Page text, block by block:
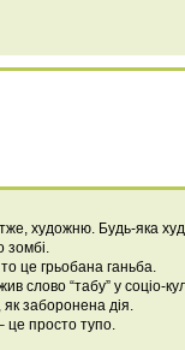
художню. Будь-яка
зомбі.
це грьобана ганьба.
“табу” у соціо-
заборонена дія.
це просто тупо.